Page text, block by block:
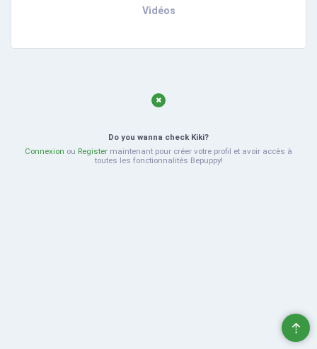
Vidéos
Do you wanna check Kiki?
Connexion ou Register maintenant pour créer votre profil et avoir accès à
toutes les fonctionnalités Bepuppy!